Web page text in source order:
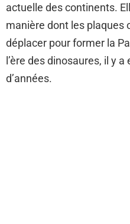
actuelle des continents.
manière dont les plaques
déplacer pour former la
l’ère des dinosaures, il y
d’années.